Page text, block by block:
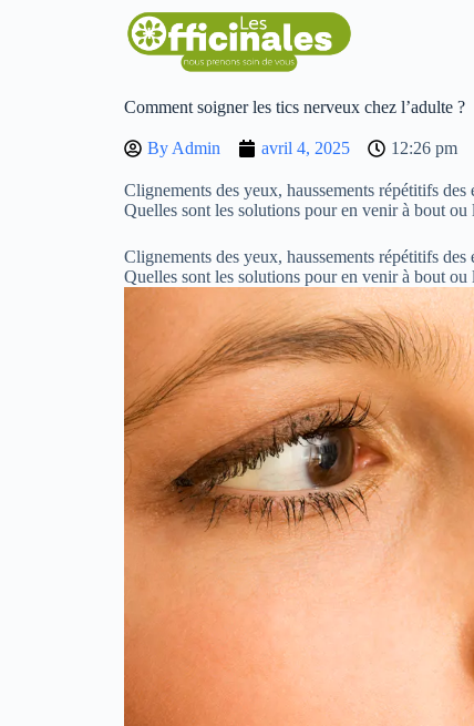
Comment soigner les tics nerveux chez l’adulte ?
By Admin avril 4, 2025 12:26 pm
Clignements des yeux, haussements répétitifs
Quelles sont les solutions pour en venir à bout
Clignements des yeux, haussements répétitifs
Quelles sont les solutions pour en venir à bout